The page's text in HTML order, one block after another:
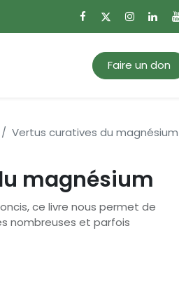
Faire un don
Vertus curatives du magnésium
magnésium
ce livre nous permet de
nombreuses et parfois